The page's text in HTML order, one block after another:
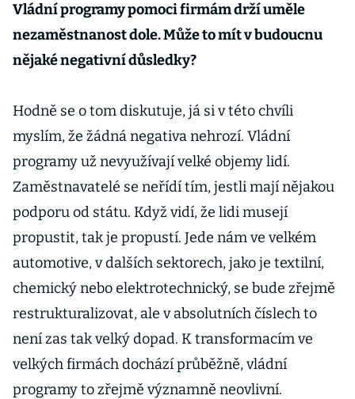
Vládní programy pomoci firmám drží uměle
nezaměstnanost dole. Může to mít v budoucnu
nějaké negativní důsledky?
Hodně se o tom diskutuje, já si v této chvíli
myslím, že žádná negativa nehrozí. Vládní
programy už nevyužívají velké objemy lidí.
Zaměstnavatelé se neřídí tím, jestli mají nějakou
podporu od státu. Když vidí, že lidi musejí
propustit, tak je propustí. Jede nám ve velkém
automotive, v dalších sektorech, jako je textilní,
chemický nebo elektrotechnický, se bude zřejmě
restrukturalizovat, ale v absolutních číslech to
není zas tak velký dopad. K transformacím ve
velkých firmách dochází průběžně, vládní
programy to zřejmě významně neovlivní.